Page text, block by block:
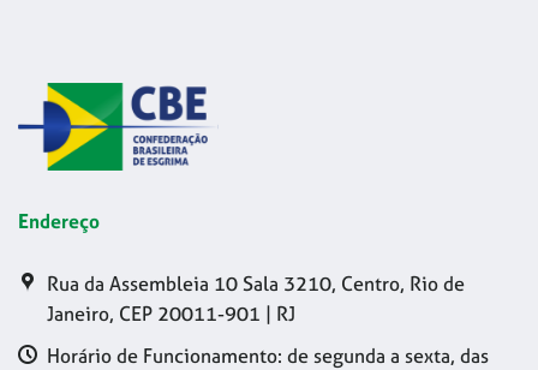
Endereço
Rua da Assembleia 10 Sala 3210, Centro, Rio de
Janeiro, CEP 20011-901 | RJ
Horário de Funcionamento: de segunda a sexta, das